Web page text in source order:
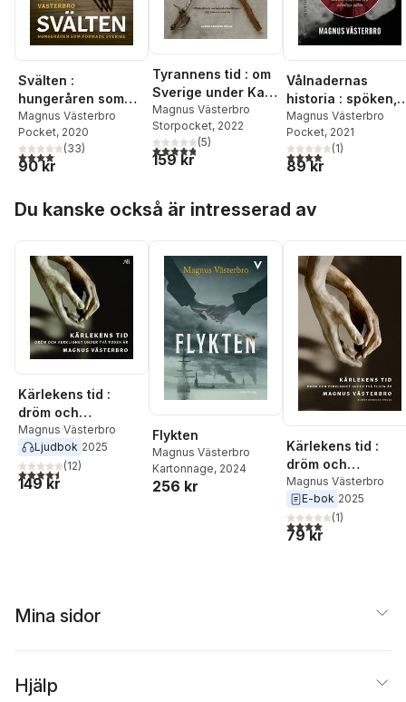
Svälten :
hungeråren som
formade Sverige
Magnus Västerbro
Pocket, 2020
4,1utav 5 stjärnor. Totalt antal röster:
(33)
90 kr
Tyrannens tid : om
Sverige under Karl
XII
Magnus Västerbro
Storpocket, 2022
4,8utav 5 stjärnor. Totalt antal röster:
(5)
159 kr
Vålnadernas
historia : spöken,
skeptiker och
drömmen om den
odödliga själen
Magnus Västerbro
Pocket, 2021
4,0utav 5 stjärnor.
(1)
89 kr
Du kanske också är intresserad av
Kärlekens tid :
dröm och
verklighet under
två tusen år
Magnus Västerbro
Ljudbok 2025
4,5utav 5 stjärnor. Totalt antal röster:
(12)
149 kr
Flykten
Magnus Västerbro
Kartonnage, 2024
256 kr
Kärlekens tid :
dröm och
verklighet under
två tusen år
Magnus Västerbro
E-bok 2025
4,0utav 5 stjärnor.
(1)
79 kr
Mina sidor
Hjälp